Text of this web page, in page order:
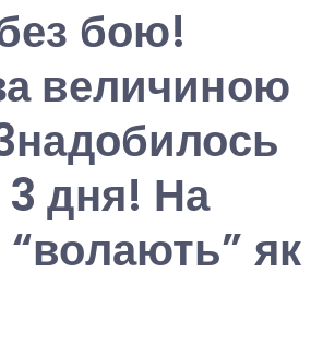
бою!
величиною
3 дня! На
як